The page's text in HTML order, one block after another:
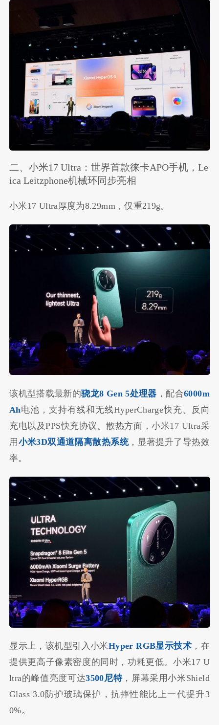
二、小米17 Ultra：世界首款徕卡APO手机，Le
ica Leitzphone机械环同步亮相
小米17 Ultra厚度为8.29mm，仅重219g。
该机型搭载最新的骁龙8 Gen 5处理器 ，配合6000m
Ah电池，支持有线和无线HyperCharge快充、反向
充电以及PPS快充协议。散热方面，小米17 Ultra采
用 小米3D双通道隔离散热系统，显著提升了导热效
率。
显示上，该机型引入小米Hyper RGB显示技术 ，在
提供更高子像素密度的同时，功耗更低。小米17 U
ltra的峰值亮度可达3500尼特，屏幕采用小米Shield
Glass 3.0防护玻璃保护，抗摔性能比上一代提升3
0%。